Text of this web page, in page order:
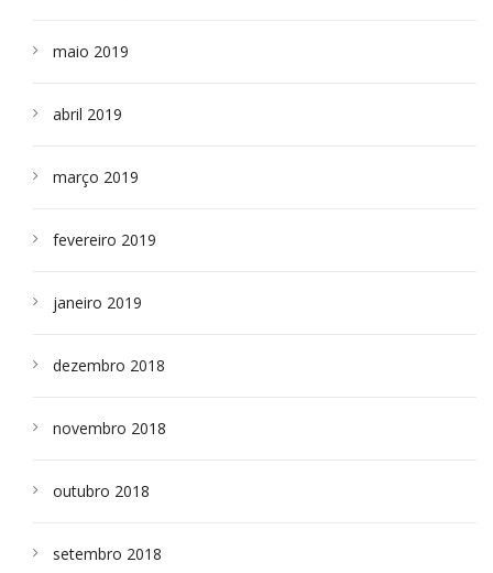
maio 2019
abril 2019
março 2019
fevereiro 2019
janeiro 2019
dezembro 2018
novembro 2018
outubro 2018
setembro 2018